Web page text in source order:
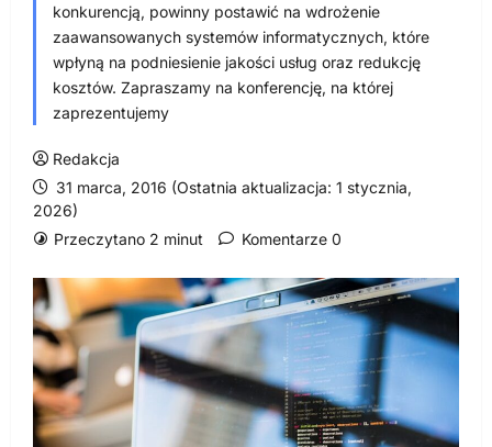
konkurencją, powinny postawić na wdrożenie
zaawansowanych systemów informatycznych, które
wpłyną na podniesienie jakości usług oraz redukcję
kosztów. Zapraszamy na konferencję, na której
zaprezentujemy
Redakcja
31 marca, 2016 (Ostatnia aktualizacja: 1 stycznia,
2026)
Przeczytano 2 minut
Komentarze 0